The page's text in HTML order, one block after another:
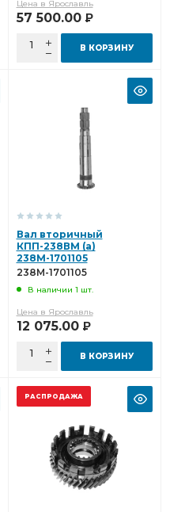
Цена в Ярославль
57 500.00 Р
В КОРЗИНУ
Вал вторичный
КПП-238ВМ (а)
238М-1701105
238М-1701105
В наличии 1 шт.
Цена в Ярославль
12 075.00 Р
В КОРЗИНУ
РАСПРОДАЖА